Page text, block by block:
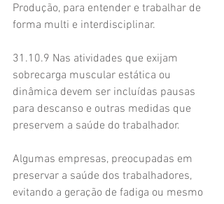
Produção, para entender e trabalhar de
forma multi e interdisciplinar.
31.10.9 Nas atividades que exijam
sobrecarga muscular estática ou
dinâmica devem ser incluídas pausas
para descanso e outras medidas que
preservem a saúde do trabalhador.
Algumas empresas, preocupadas em
preservar a saúde dos trabalhadores,
evitando a geração de fadiga ou mesmo